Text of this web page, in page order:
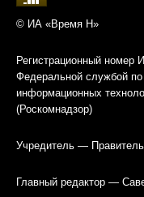
© ИА «Время Н»
Регистрационный
Федеральной службой
информационных
(Роскомнадзор)
Учредитель —
Главный редактор —